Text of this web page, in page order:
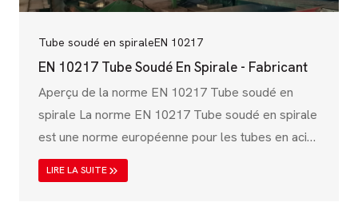
Tube soudé en spiraleEN 10217
EN 10217 Tube Soudé En Spirale - Fabricant
Aperçu de la norme EN 10217 Tube soudé en
spirale La norme EN 10217 Tube soudé en spirale
est une norme européenne pour les tubes en acier
soudés utilisés dans les applications sous pression
telles que les chaudières, les pipelines et les
LIRE LA SUITE